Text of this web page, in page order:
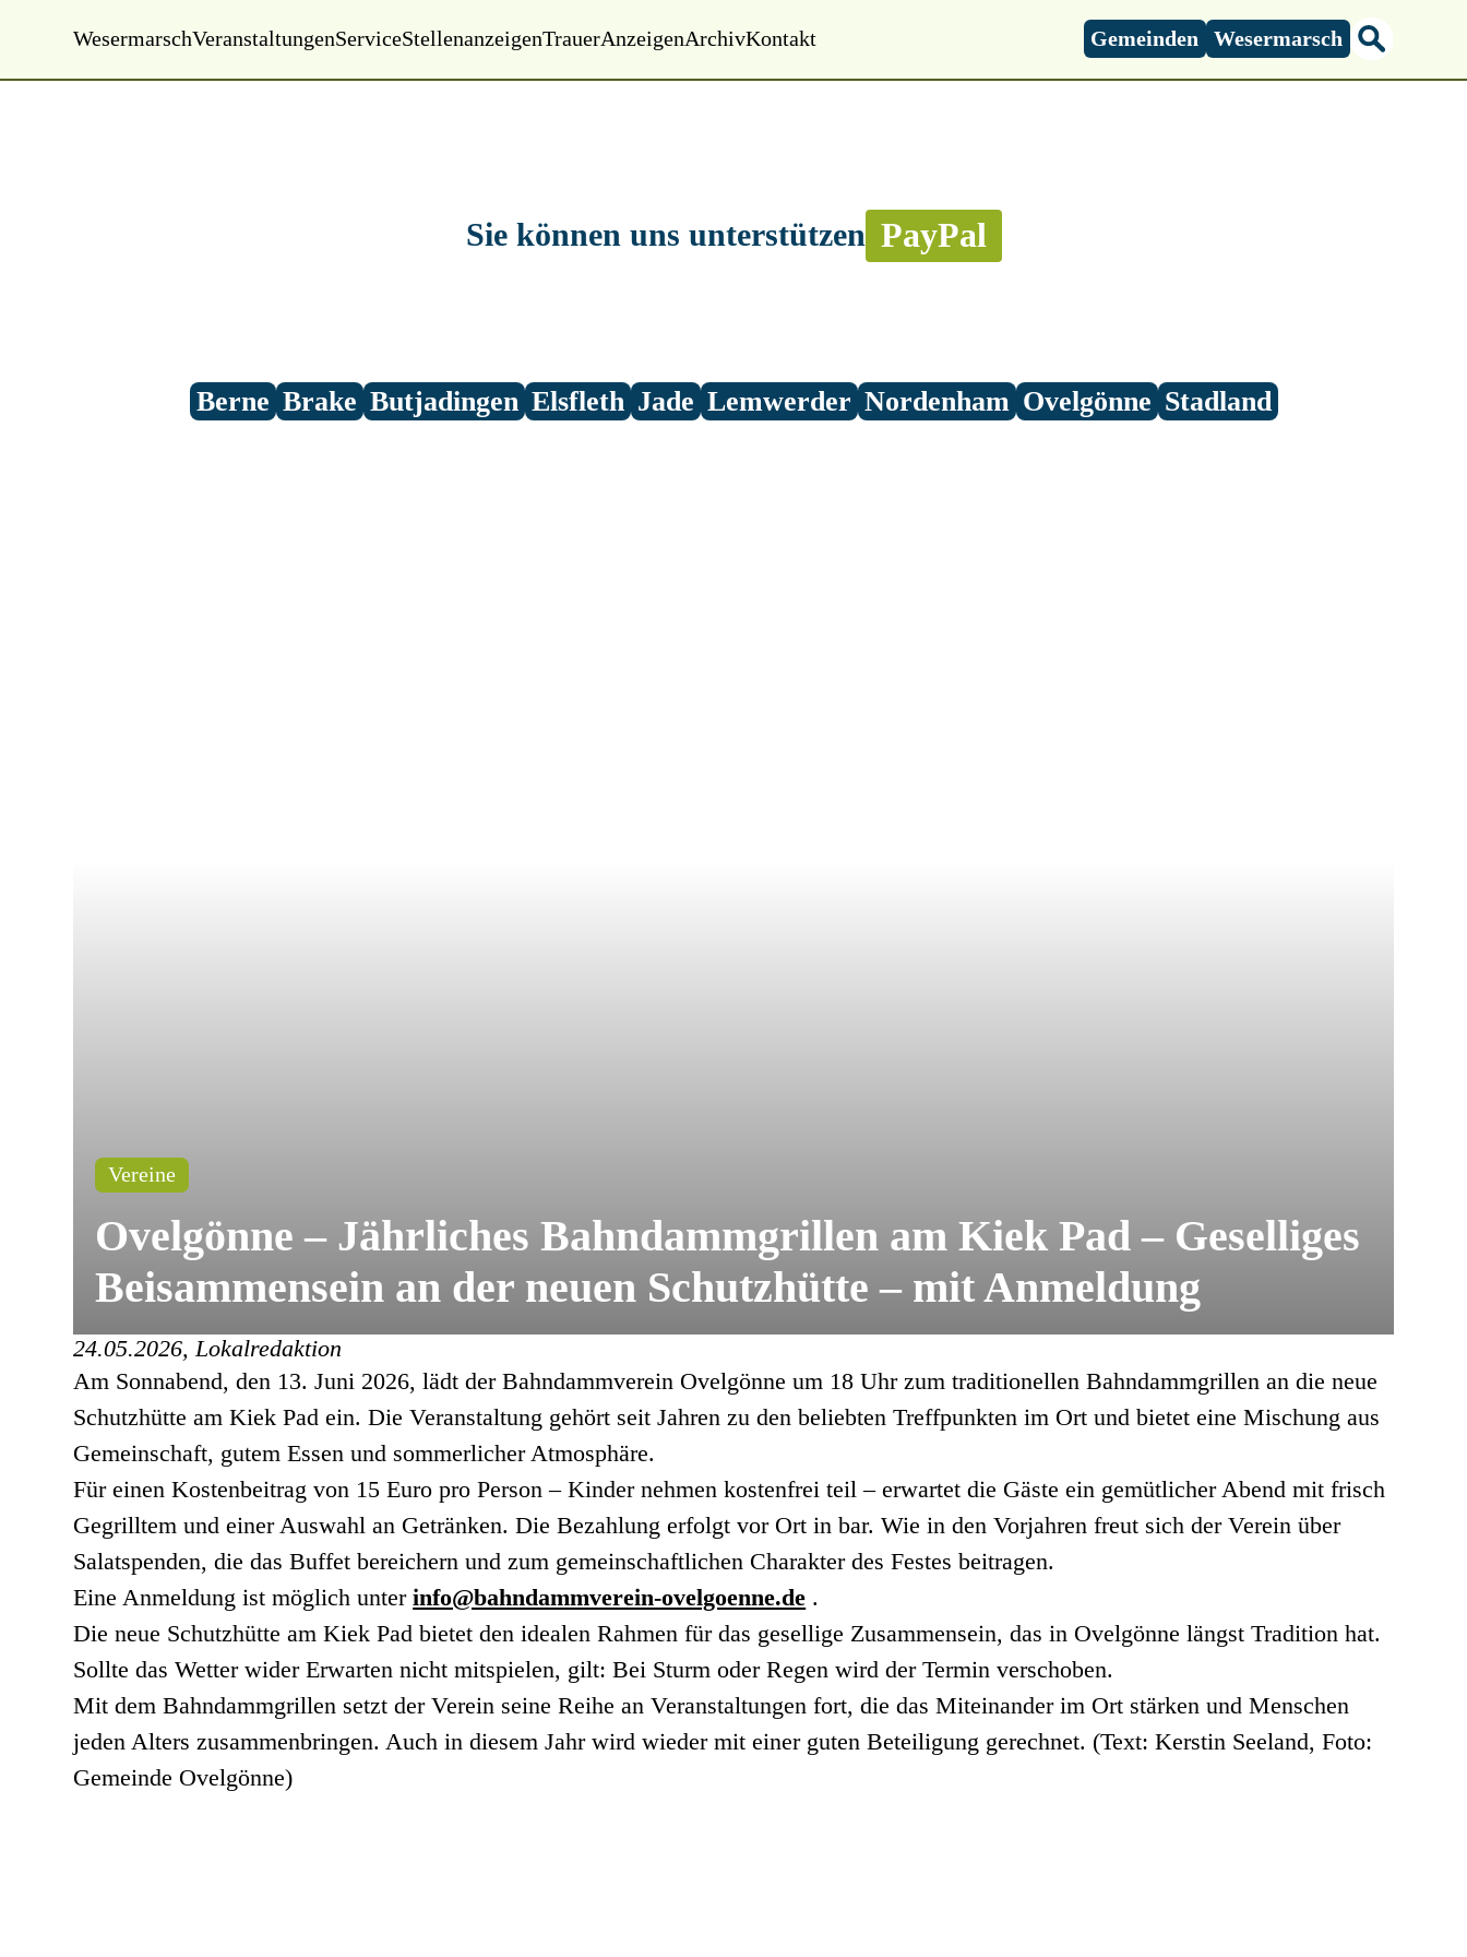
WesermarschVeranstaltungenServiceStellenanzeigenTrauerAnzeigenArchivKontakt Gemeinden Wesermarsch
Sie können uns unterstützen PayPal
Berne Brake Butjadingen Elsfleth Jade Lemwerder Nordenham Ovelgönne Stadland
Vereine
Ovelgönne – Jährliches Bahndammgrillen am Kiek Pad – Geselliges
Beisammensein an der neuen Schutzhütte – mit Anmeldung
24.05.2026, Lokalredaktion
Am Sonnabend, den 13. Juni 2026, lädt der Bahndammverein Ovelgönne um 18 Uhr zum traditionellen Bahndammgrillen an die neue
Schutzhütte am Kiek Pad ein. Die Veranstaltung gehört seit Jahren zu den beliebten Treffpunkten im Ort und bietet eine Mischung aus
Gemeinschaft, gutem Essen und sommerlicher Atmosphäre.
Für einen Kostenbeitrag von 15 Euro pro Person – Kinder nehmen kostenfrei teil – erwartet die Gäste ein gemütlicher Abend mit frisch
Gegrilltem und einer Auswahl an Getränken. Die Bezahlung erfolgt vor Ort in bar. Wie in den Vorjahren freut sich der Verein über
Salatspenden, die das Buffet bereichern und zum gemeinschaftlichen Charakter des Festes beitragen.
Eine Anmeldung ist möglich unterinfo@bahndammverein-ovelgoenne.de .
Die neue Schutzhütte am Kiek Pad bietet den idealen Rahmen für das gesellige Zusammensein, das in Ovelgönne längst Tradition hat.
Sollte das Wetter wider Erwarten nicht mitspielen, gilt: Bei Sturm oder Regen wird der Termin verschoben.
Mit dem Bahndammgrillen setzt der Verein seine Reihe an Veranstaltungen fort, die das Miteinander im Ort stärken und Menschen
jeden Alters zusammenbringen. Auch in diesem Jahr wird wieder mit einer guten Beteiligung gerechnet. (Text: Kerstin Seeland, Foto:
Gemeinde Ovelgönne)